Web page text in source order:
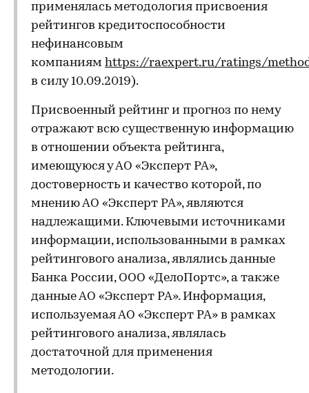
применялась методология присвоения
рейтингов кредитоспособности
нефинансовым
компаниям https://raexpert.ru/ratings/
в силу 10.09.2019).
Присвоенный рейтинг и прогноз по нему
отражают всю существенную информацию
в отношении объекта рейтинга,
имеющуюся у АО «Эксперт РА»,
достоверность и качество которой, по
мнению АО «Эксперт РА», являются
надлежащими. Ключевыми источниками
информации, использованными в рамках
рейтингового анализа, являлись данные
Банка России, ООО «ДелоПортс», а также
данные АО «Эксперт РА». Информация,
используемая АО «Эксперт РА» в рамках
рейтингового анализа, являлась
достаточной для применения
методологии.